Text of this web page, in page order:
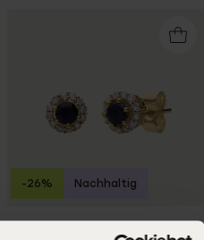
-26% Nachhaltig